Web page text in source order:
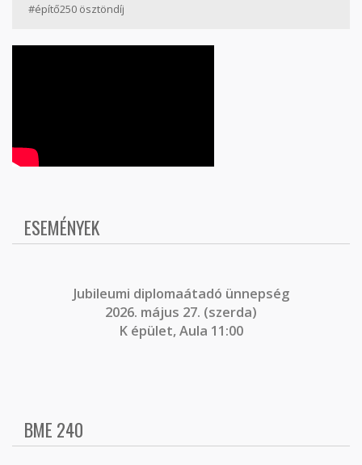
#építő250 ösztöndíj
ESEMÉNYEK
Jubileumi diplomaátadó ünnepség
2026. május 27. (szerda)
K épület, Aula 11:00
BME 240